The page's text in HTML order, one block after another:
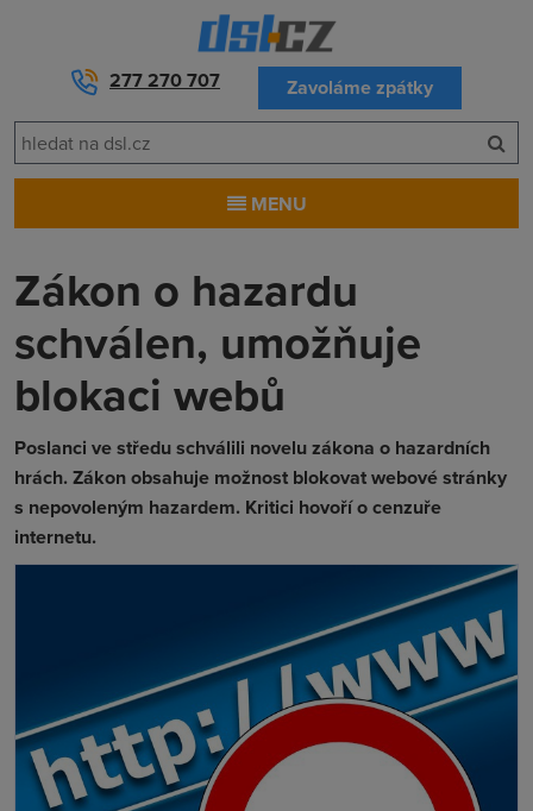
277 270 707 Zavoláme zpátky
MENU
Zákon o hazardu
schválen, umožňuje
blokaci webů
Poslanci ve středu schválili novelu zákona o hazardních
hrách. Zákon obsahuje možnost blokovat webové stránky
s nepovoleným hazardem. Kritici hovoří o cenzuře
internetu.